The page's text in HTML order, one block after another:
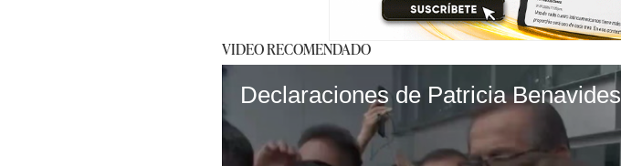
VIDEO RECOMENDADO
Declaraciones de Patricia Benavides